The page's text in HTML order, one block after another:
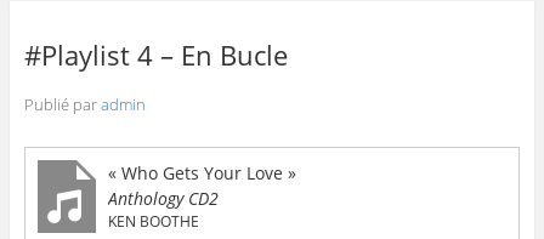
#Playlist 4 – En Bucle
Publié paradmin
« Who Gets Your Love »
Anthology CD2
KEN BOOTHE